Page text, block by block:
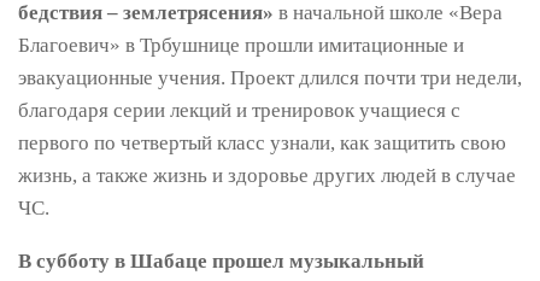
бедствия – землетрясения» в начальной школе «Вера
Благоевич» в Трбушнице прошли имитационные и
эвакуационные учения. Проект длился почти три недели,
благодаря серии лекций и тренировок учащиеся с
первого по четвертый класс узнали, как защитить свою
жизнь, а также жизнь и здоровье других людей в случае
ЧС.
В субботу в Шабаце прошел музыкальный